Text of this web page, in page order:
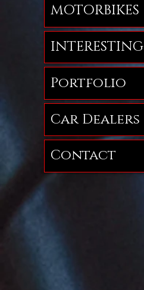
MOTORBIKES
INTERESTING
Portfolio
Car Dealers
Contact